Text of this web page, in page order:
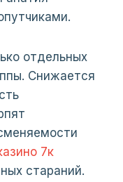
отдельных
Снижается
7к
стараний.